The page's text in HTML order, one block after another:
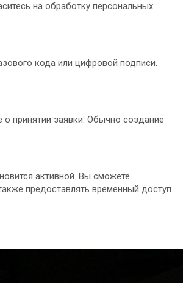
на обработку персональных
кода или цифровой подписи.
о принятии заявки. Обычно создание
активной. Вы сможете
предоставлять временный доступ